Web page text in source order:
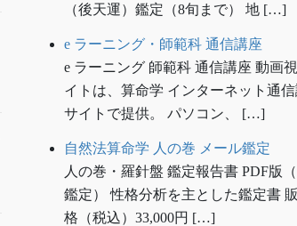
（後天運）鑑定（8旬まで） 地 […]
e ラーニング・師範科 通信講座
e ラーニング 師範科 通信講座 動画
イトは、算命学 インターネット通
サイトで提供。 パソコン、 […]
自然法算命学 人の巻 メール鑑定
人の巻・羅針盤 鑑定報告書 PDF版
鑑定） 性格分析を主とした鑑定書
格（税込）33,000円 […]